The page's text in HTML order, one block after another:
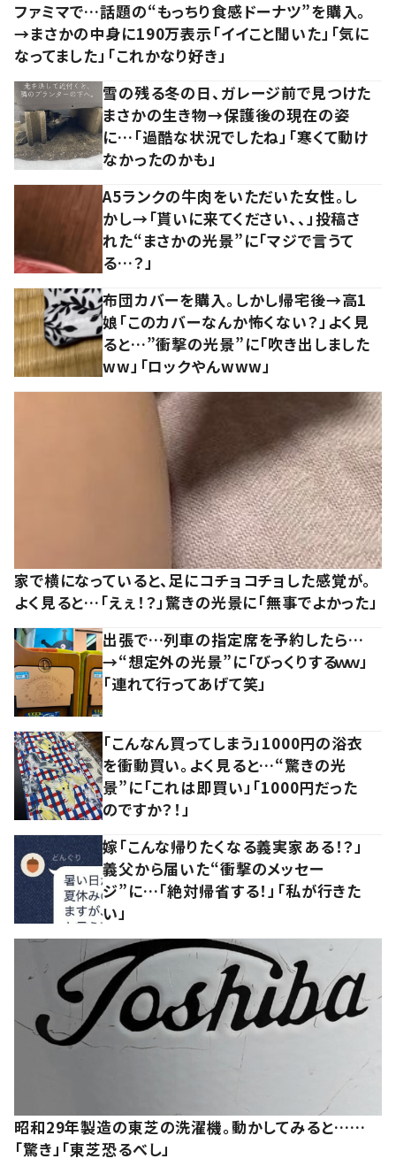
ファミマで…話題の“もっちり食感ドーナツ”を購入。
→まさかの中身に190万表示「イイこと聞いた」「気に
なってました」「これかなり好き」
雪の残る冬の日、ガレージ前で見つけた
まさかの生き物→保護後の現在の姿
に…「過酷な状況でしたね」「寒くて動け
なかったのかも」
A5ランクの牛肉をいただいた女性。し
かし→「貰いに来てください、、」投稿さ
れた“まさかの光景”に「マジで言うて
る…？」
布団カバーを購入。しかし帰宅後→高1
娘「このカバーなんか怖くない？」よく見
ると…”衝撃の光景”に「吹き出しました
ww」「ロックやんwww」
家で横になっていると、足にコチョコチョした感覚が。
よく見ると…「えぇ！？」驚きの光景に「無事でよかった」
出張で…列車の指定席を予約したら…
→“想定外の光景”に「びっくりするｗｗ」
「連れて行ってあげて笑」
「こんなん買ってしまう」1000円の浴衣
を衝動買い。よく見ると…“驚きの光
景”に「これは即買い」「1000円だった
のですか？！」
嫁「こんな帰りたくなる義実家ある！？」
義父から届いた“衝撃のメッセー
ジ”に…「絶対帰省する！」「私が行きた
い」
昭和29年製造の東芝の洗濯機。動かしてみると……
「驚き」「東芝恐るべし」